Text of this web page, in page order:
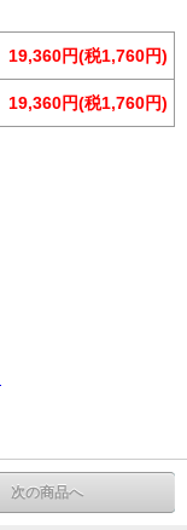
19,360円(税1,760円)
19,360円(税1,760円)
次の商品へ